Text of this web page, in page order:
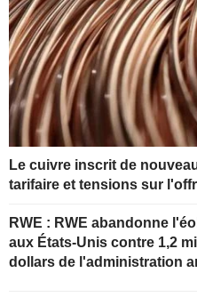
Le cuivre inscrit de
tarifaire et tensions sur
RWE : RWE abandonne l'éolien offshore
aux États-Unis contre 1,2
dollars de l'administration